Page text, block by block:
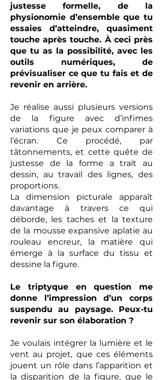
justesse formelle, de la
physionomie d’ensemble que tu
essaies d’atteindre, quasiment
touche après touche. À ceci près
que tu as la possibilité, avec les
outils numériques, de
prévisualiser ce que tu fais et de
revenir en arrière.
Je réalise aussi plusieurs versions
de la figure avec d’infimes
variations que je peux comparer à
l’écran. Ce procédé, par
tâtonnements, et cette quête de
justesse de la forme a trait au
dessin, au travail des lignes, des
proportions.
La dimension picturale apparaît
davantage à travers ce qui
déborde, les taches et la texture
de la mousse expansive aplatie au
rouleau encreur, la matière qui
émerge à la surface du tissu et
dessine la figure.
Le triptyque en question me
donne l’impression d’un corps
suspendu au paysage. Peux-tu
revenir sur son élaboration ?
Je voulais intégrer la lumière et le
vent au projet, que ces éléments
jouent un rôle dans l’apparition et
la disparition de la figure, que le